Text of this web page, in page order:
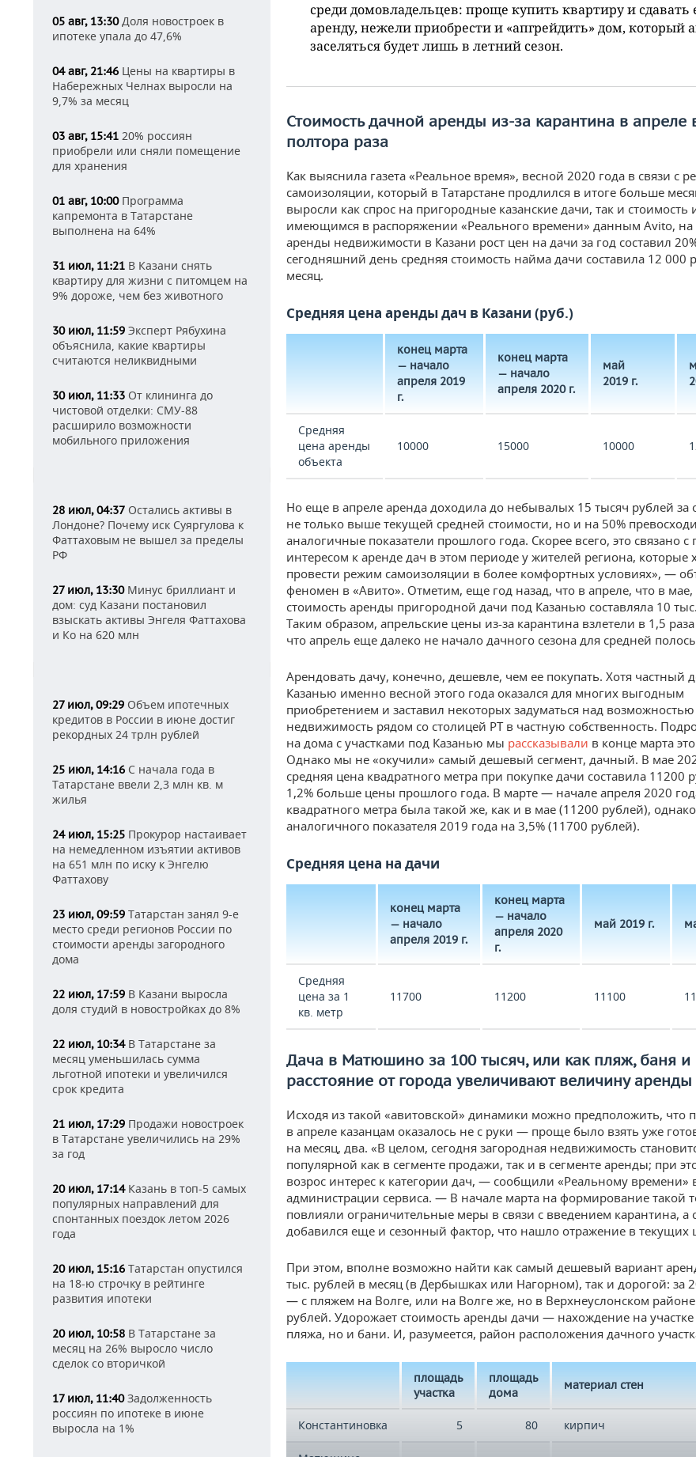
05 авг, 13:30Доля новостроек в
ипотеке упала до 47,6%
04 авг, 21:46 Цены на квартиры в
Набережных Челнах выросли на
9,7% за месяц
03 авг, 15:41 20% россиян
приобрели или сняли помещение
для хранения
01 авг, 10:00Программа
капремонта в Татарстане
выполнена на 64%
31 июл, 11:21 В Казани снять
квартиру для жизни с питомцем на
9% дороже, чем без животного
30 июл, 11:59 Эксперт Рябухина
объяснила, какие квартиры
считаются неликвидными
30 июл, 11:33 От клининга до
чистовой отделки: СМУ-88
расширило возможности
мобильного приложения
28 июл, 04:37 Остались активы в
Лондоне? Почему иск Суяргулова к
Фаттаховым не вышел за пределы
РФ
27 июл, 13:30Минус бриллиант и
дом: суд Казани постановил
взыскать активы Энгеля Фаттахова
и Ко на 620 млн
27 июл, 09:29 Объем ипотечных
кредитов в России в июне достиг
рекордных 24 трлн рублей
25 июл, 14:16 С начала года в
Татарстане ввели 2,3 млн кв. м
жилья
24 июл, 15:25 Прокурор настаивает
на немедленном изъятии активов
на 651 млн по иску к Энгелю
Фаттахову
23 июл, 09:59 Татарстан занял 9-е
место среди регионов России по
стоимости аренды загородного
дома
22 июл, 17:59 В Казани выросла
доля студий в новостройках до 8%
22 июл, 10:34В Татарстане за
месяц уменьшилась сумма
льготной ипотеки и увеличился
срок кредита
21 июл, 17:29 Продажи новостроек
в Татарстане увеличились на 29%
за год
20 июл, 17:14Казань в топ-5 самых
популярных направлений для
спонтанных поездок летом 2026
года
20 июл, 15:16 Татарстан опустился
на 18-ю строчку в рейтинге
развития ипотеки
20 июл, 10:58 В Татарстане за
месяц на 26% выросло число
сделок со вторичкой
17 июл, 11:40Задолженность
россиян по ипотеке в июне
выросла на 1%
среди домовладельцев: проще купить квартиру и сдавать
аренду, нежели приобрести и «апгрейдить» дом, который
заселяться будет лишь в летний сезон.
Стоимость дачной аренды из-за карантина в апреле
полтора раза
Как выяснила газета «Реальное время», весной 2020 года в связи с
самоизоляции, который в Татарстане продлился в итоге больше
выросли как спрос на пригородные казанские дачи, так и
имеющимся в распоряжении «Реального времени» данным Avito,
аренды недвижимости в Казани рост цен на дачи за год составил
сегодняшний день средняя стоимость найма дачи составила 12 000
месяц.
Средняя цена аренды дач в Казани (руб.)
конец марта
— начало
апреля 2019
г.
конец марта
— начало
апреля 2020 г.
май
2019 г.
Средняя
цена аренды
объекта
10000 15000 10000
Но еще в апреле аренда доходила до небывалых 15 тысяч рублей за
не только выше текущей средней стоимости, но и на 50%
аналогичные показатели прошлого года. Скорее всего, это связано
интересом к аренде дач в этом периоде у жителей региона, которые
провести режим самоизоляции в более комфортных условиях», —
феномен в «Авито». Отметим, еще год назад, что в апреле, что в мае,
стоимость аренды пригородной дачи под Казанью составляла 10
Таким образом, апрельские цены из-за карантина взлетели в 1,5
что апрель еще далеко не начало дачного сезона для средней
Арендовать дачу, конечно, дешевле, чем ее покупать. Хотя частный
Казанью именно весной этого года оказался для многих выгодным
приобретением и заставил некоторых задуматься над
недвижимость рядом со столицей РТ в частную собственность.
на дома с участками под Казанью мы рассказывали в конце марта
Однако мы не «окучили» самый дешевый сегмент, дачный. В мае
средняя цена квадратного метра при покупке дачи составила 11200
1,2% больше цены прошлого года. В марте — начале апреля 2020
квадратного метра была такой же, как и в мае (11200 рублей),
аналогичного показателя 2019 года на 3,5% (11700 рублей).
Средняя цена на дачи
конец марта
— начало
апреля 2019 г.
конец марта
— начало
апреля 2020
г.
май 2019 г.
Средняя
цена за 1
кв. метр
11700 11200 11100
Дача в Матюшино за 100 тысяч, или как пляж, баня и
расстояние от города увеличивают величину аренды
Исходя из такой «авитовской» динамики можно предположить, что
в апреле казанцам оказалось не с руки — проще было взять уже
на месяц, два. «В целом, сегодня загородная недвижимость
популярной как в сегменте продажи, так и в сегменте аренды; при
возрос интерес к категории дач, — сообщили «Реальному времени»
администрации сервиса. — В начале марта на формирование такой
повлияли ограничительные меры в связи с введением карантина, а
добавился еще и сезонный фактор, что нашло отражение в текущих
При этом, вполне возможно найти как самый дешевый вариант
тыс. рублей в месяц (в Дербышках или Нагорном), так и дорогой: за
— с пляжем на Волге, или на Волге же, но в Верхнеуслонском районе
рублей. Удорожает стоимость аренды дачи — нахождение на
пляжа, но и бани. И, разумеется, район расположения дачного
площадь
участка
площадь
дома
материал стен
Константиновка 5 80 кирпич